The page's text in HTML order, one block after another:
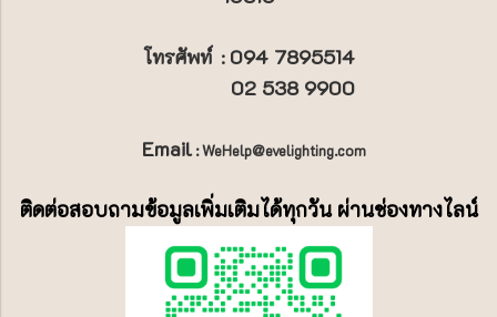
โทรศัพท์: 094 7895514
02 538 9900
Email: WeHelp@evelighting.com
ติดต่อสอบถามข้อมูลเพิ่มเติมได้ทุกวัน ผ่านช่องทางไลน์